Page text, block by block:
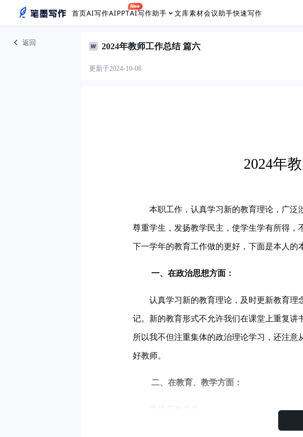
首页AI写作AIPPTAI写作助手 文库素材会议助手快速写作
返回 2024年教师工作总结 篇六
更新于2024-10-08
2024年
本职工作，认真学习新的教育理论，广泛
尊重学生，发扬教学民主，使学生学有所得
下一学年的教育工作做的更好，下面是本人的
一、在政治思想方面：
认真学习新的教育理论，及时更新教育理
记。新的教育形式不允许我们在课堂上重复讲
所以我不但注重集体的政治理论学习，还注
好教师。
二、在教育、教学方面：